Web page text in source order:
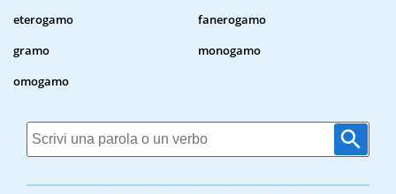
eterogamo
fanerogamo
gramo
monogamo
omogamo